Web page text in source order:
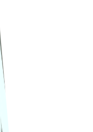
asigură
din
și